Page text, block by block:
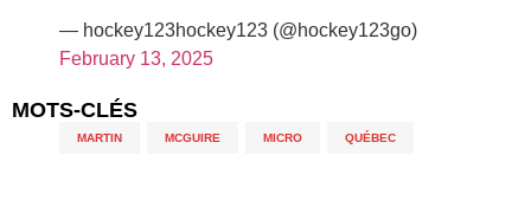
— hockey123hockey123 (@hockey123go)
February 13, 2025
MOTS-CLÉS
MARTIN MCGUIRE MICRO QUÉBEC